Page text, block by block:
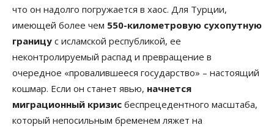
что он надолго погружается в хаос. Для Турции,
имеющей более чем 550-километровую сухопутную
границу с исламской республикой, ее
неконтролируемый распад и превращение в
очередное «провалившееся государство» – настоящий
кошмар. Если он станет явью, начнется
миграционный кризис беспрецедентного масштаба,
который непосильным бременем ляжет на